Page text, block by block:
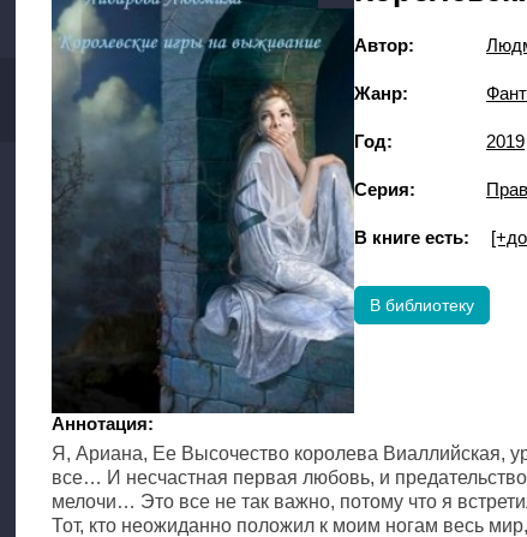
Автор:
Жанр:
Год: 2019
Серия:
В книге есть:
В библиотеку
Аннотация:
Я, Ариана, Ее Высочество королева Виаллийская,
все… И несчастная первая любовь, и
мелочи… Это все не так важно, потому что я
Тот, кто неожиданно положил к моим ногам весь